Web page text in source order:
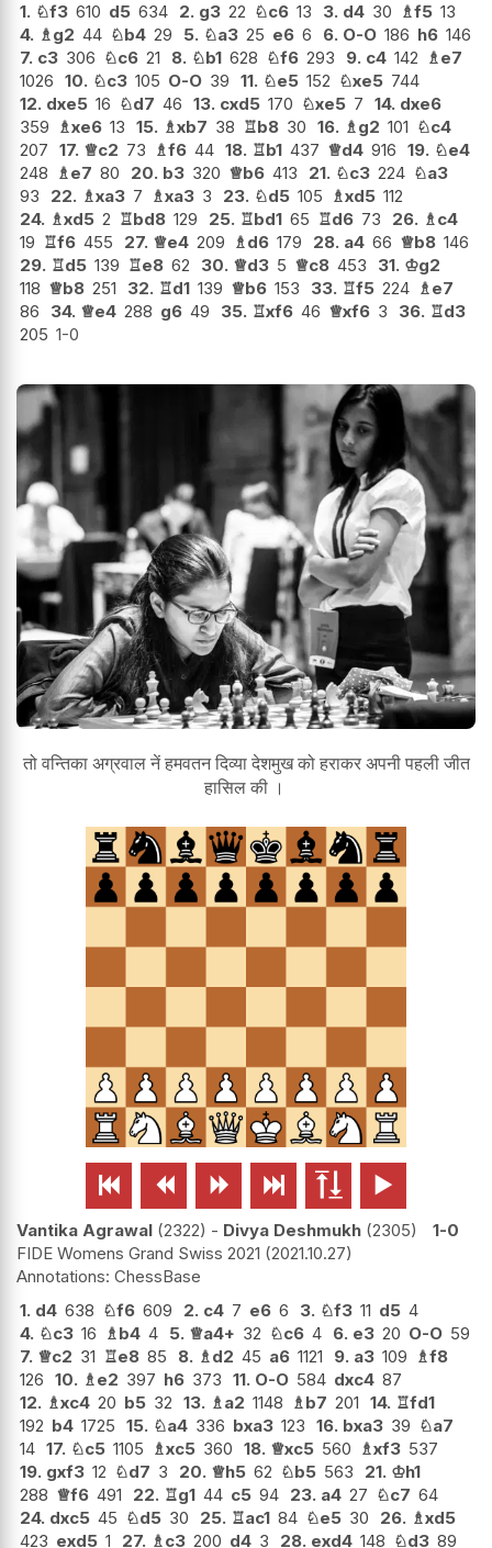
1. ♘f3 610 d5 634 2. g3 22 ♘c6 13 3. d4 30 ♗f5 13
4. ♗g2 44 ♘b4 29 5. ♘a3 25 e6 6 6. O-O 186 h6 146
7. c3 306 ♘c6 21 8. ♘b1 628 ♘f6 293 9. c4 142 ♗e7
1026 10. ♘c3 105 O-O 39 11. ♘e5 152 ♘xe5 744
12. dxe5 16 ♘d7 46 13. cxd5 170 ♘xe5 7 14. dxe6
359 ♗xe6 13 15. ♗xb7 38 ♖b8 30 16. ♗g2 101 ♘c4
207 17. ♕c2 73 ♗f6 44 18. ♖b1 437 ♕d4 916 19. ♘e4
248 ♗e7 80 20. b3 320 ♕b6 413 21. ♘c3 224 ♘a3
93
22. ♗xa3 7 ♗xa3 3 23. ♘d5 105 ♗xd5 112
24. ♗xd5 2 ♖bd8 129 25. ♖bd1 65 ♖d6 73 26. ♗c4
19 ♖f6 455 27. ♕e4 209 ♗d6 179 28. a4 66 ♕b8 146
29. ♖d5 139 ♖e8 62 30. ♕d3 5 ♕c8 453 31. ♔g2
118 ♕b8 251 32. ♖d1 139 ♕b6 153 33. ♖f5 224 ♗e7
86
34. ♕e4 288 g6 49 35. ♖xf6 46 ♕xf6 3 36. ♖d3
205 1-0
तो वन्तिका अग्रवाल नें हमवतन दिव्या देशमुख को हराकर अपनी पहली जीत
हासिल की ।
     
Vantika Agrawal 2322 - Divya Deshmukh 2305
1-0
FIDE Womens Grand Swiss 2021 2021.10.27
ChessBase
1. d4 638 ♘f6 609 2. c4 7 e6 6 3. ♘f3 11 d5 4
4. ♘c3 16 ♗b4 4 5. ♕a4+ 32 ♘c6 4 6. e3 20 O-O 59
7. ♕c2 31 ♖e8 85 8. ♗d2 45 a6 1121 9. a3 109 ♗f8
126 10. ♗e2 397 h6 373 11. O-O 584 dxc4 87
12. ♗xc4 20 b5 32 13. ♗a2 1148 ♗b7 201 14. ♖fd1
192 b4 1725 15. ♘a4 336 bxa3 123 16. bxa3 39 ♘a7
14 17. ♘c5 1105 ♗xc5 360 18. ♕xc5 560 ♗xf3 537
19. gxf3 12 ♘d7 3 20. ♕h5 62 ♘b5 563 21. ♔h1
288 ♕f6 491 22. ♖g1 44 c5 94 23. a4 27 ♘c7 64
24. dxc5 45 ♘d5 30 25. ♖ac1 84 ♘e5 30 26. ♗xd5
423 exd5 1 27. ♗c3 200 d4 3 28. exd4 148 ♘d3 89